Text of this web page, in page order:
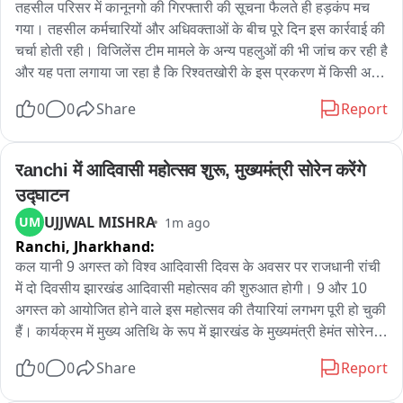
तहसील परिसर में कानूनगो की गिरफ्तारी की सूचना फैलते ही हड़कंप मच
गया। तहसील कर्मचारियों और अधिवक्ताओं के बीच पूरे दिन इस कार्रवाई की
चर्चा होती रही। विजिलेंस टीम मामले के अन्य पहलुओं की भी जांच कर रही है
और यह पता लगाया जा रहा है कि रिश्वतखोरी के इस प्रकरण में किसी अन्य
0 0 Share Report
रanchi में आदिवासी महोत्सव शुरू, मुख्यमंत्री सोरेन करेंगे
उद्घाटन
UM UJJWAL MISHRA 1m ago
Ranchi, Jharkhand:
कल यानी 9 अगस्त को विश्व आदिवासी दिवस के अवसर पर राजधानी रांची
में दो दिवसीय झारखंड आदिवासी महोत्सव की शुरुआत होगी। 9 और 10
अगस्त को आयोजित होने वाले इस महोत्सव की तैयारियां लगभग पूरी हो चुकी
हैं। कार्यक्रम में मुख्य अतिथि के रूप में झारखंड के मुख्यमंत्री हेमंत सोरेन
मुख्य मंच को आदिवासी संस्कृति, परंपरा और विरासत की झलक दिखाने वाले
0 0 Share Report